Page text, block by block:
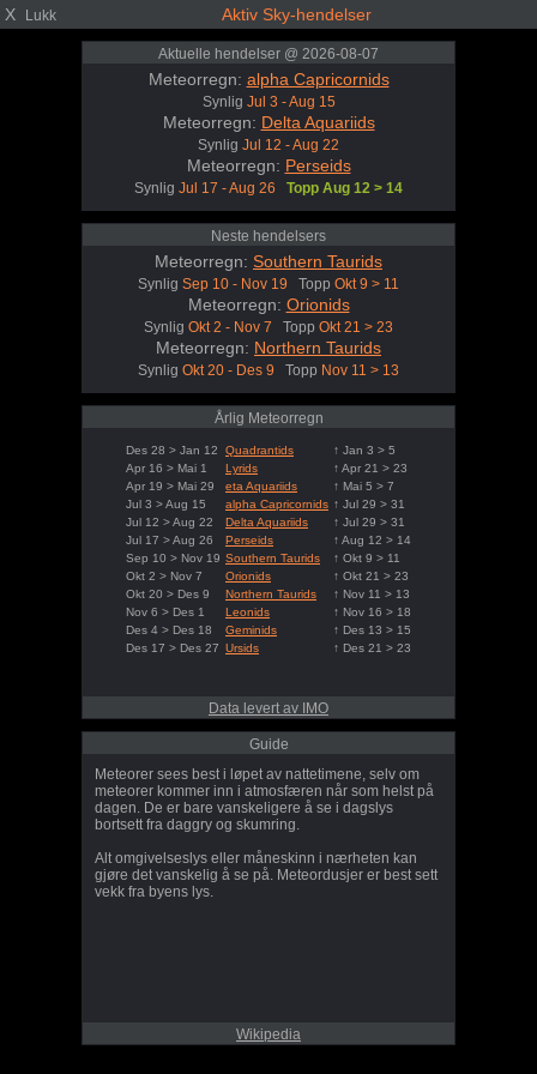
X Lukk Aktiv Sky-hendelser
Aktuelle hendelser @ 2026-08-07
Meteorregn: alpha Capricornids
Synlig Jul 3 - Aug 15
Meteorregn: Delta Aquariids
Synlig Jul 12 - Aug 22
Meteorregn: Perseids
Synlig Jul 17 - Aug 26 Topp Aug 12 > 14
Neste hendelsers
Meteorregn: Southern Taurids
Synlig Sep 10 - Nov 19 Topp Okt 9 > 11
Meteorregn: Orionids
Synlig Okt 2 - Nov 7 Topp Okt 21 > 23
Meteorregn: Northern Taurids
Synlig Okt 20 - Des 9 Topp Nov 11 > 13
Årlig Meteorregn
Des 28 > Jan 12 Quadrantids
↑ Jan 3 > 5
Apr 16 > Mai 1
Lyrids
↑ Apr 21 > 23
Apr 19 > Mai 29
eta Aquariids
↑ Mai 5 > 7
Jul 3 > Aug 15
alpha Capricornids ↑ Jul 29 > 31
Jul 12 > Aug 22
Delta Aquariids
↑ Jul 29 > 31
Jul 17 > Aug 26
Perseids
↑ Aug 12 > 14
Sep 10 > Nov 19 Southern Taurids
↑ Okt 9 > 11
Okt 2 > Nov 7
Orionids
↑ Okt 21 > 23
Okt 20 > Des 9
Northern Taurids
↑ Nov 11 > 13
Nov 6 > Des 1
Leonids
↑ Nov 16 > 18
Des 4 > Des 18
Geminids
↑ Des 13 > 15
Des 17 > Des 27 Ursids ↑ Des 21 > 23
Data levert av IMO
Guide
Meteorer sees best i løpet av nattetimene, selv om
meteorer kommer inn i atmosfæren når som helst på
dagen. De er bare vanskeligere å se i dagslys
bortsett fra daggry og skumring.
Alt omgivelseslys eller måneskinn i nærheten kan
gjøre det vanskelig å se på. Meteordusjer er best sett
vekk fra byens lys.
Wikipedia